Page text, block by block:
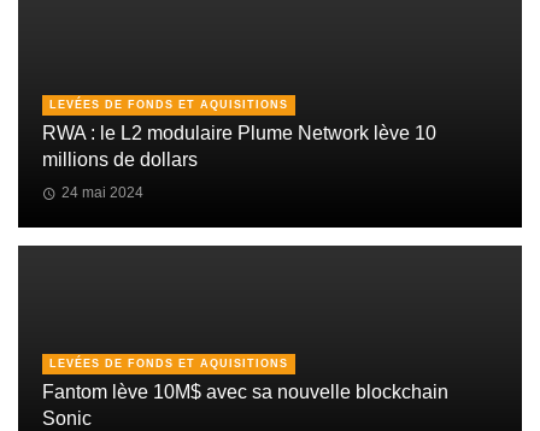
LEVÉES DE FONDS ET AQUISITIONS
RWA : le L2 modulaire Plume Network lève 10
millions de dollars
24 mai 2024
LEVÉES DE FONDS ET AQUISITIONS
Fantom lève 10M$ avec sa nouvelle blockchain
Sonic